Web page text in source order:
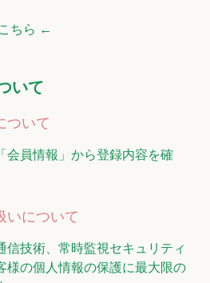
ちら ←
いて
ついて
会員情報」から登録内容を確
いについて
信技術、常時監視セキュリティ
様の個人情報の保護に最大限の